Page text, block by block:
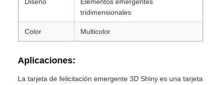
tridimensionales
Color Multicolor
Aplicaciones:
La tarjeta de felicitación emergente 3D Shiny es una tarjeta